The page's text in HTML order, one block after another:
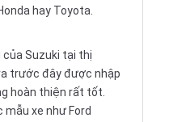
hay Toyota.
của Suzuki tại thị
trước đây được nhập
hoàn thiện rất tốt.
mẫu xe như Ford